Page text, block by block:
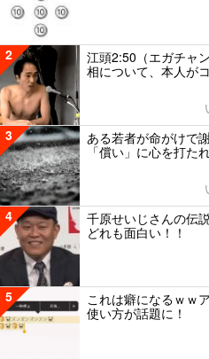
2
江頭2:50（エガチャ
相について、本人が
3
ある若者が命がけで
「償い」に心を打た
4
千原せいじさんの伝
どれも面白い！！
5
これは癖になるｗｗ
使い方が話題に！